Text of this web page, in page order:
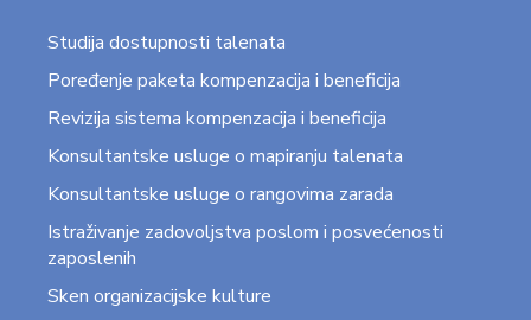
Studija dostupnosti talenata
Poređenje paketa kompenzacija i beneficija
Revizija sistema kompenzacija i beneficija
Konsultantske usluge o mapiranju talenata
Konsultantske usluge o rangovima zarada
Istraživanje zadovoljstva poslom i posvećenosti
zaposlenih
Sken organizacijske kulture